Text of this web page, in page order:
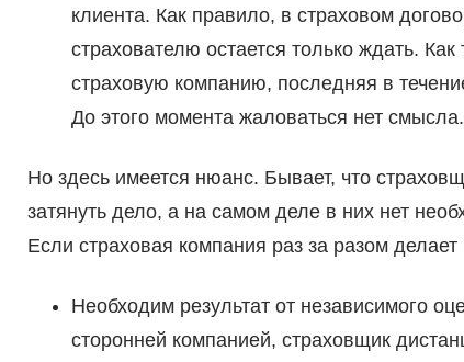
клиента. Как правило, в страховом
страхователю остается только ждать.
страховую компанию, последняя в
До этого момента жаловаться нет смысла.
Но здесь имеется нюанс. Бывает, что
затянуть дело, а на самом деле в них нет
Если страховая компания раз за разом
Необходим результат от независимого
сторонней компанией, страховщик